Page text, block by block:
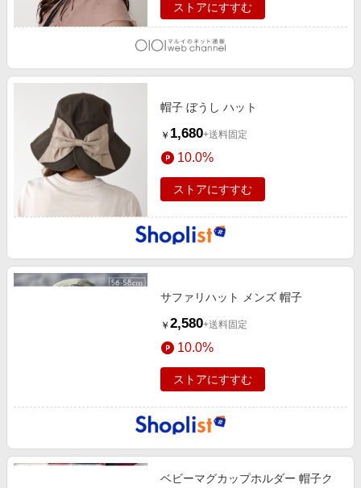
ストアにすすむ
帽子 ぼうし ハット
￥ 1,680+送料固定
10.0%
ストアにすすむ
サファリハット メンズ 帽子
￥ 2,580+送料固定
10.0%
ストアにすすむ
ベビーマグカップホルダー 帽子ク